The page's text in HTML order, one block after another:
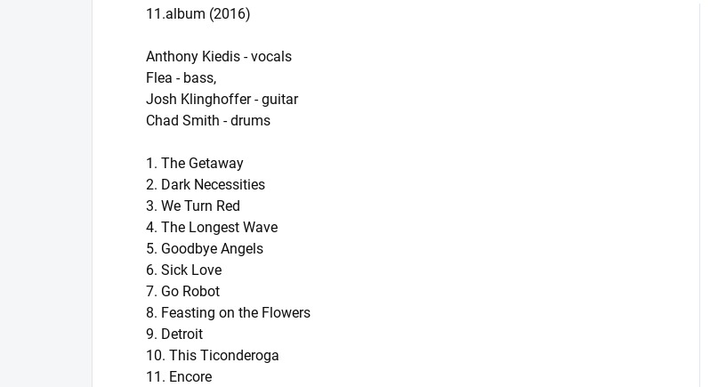
11.album (2016)
Anthony Kiedis - vocals
Flea - bass,
Josh Klinghoffer - guitar
Chad Smith - drums
1. The Getaway
2. Dark Necessities
3. We Turn Red
4. The Longest Wave
5. Goodbye Angels
6. Sick Love
7. Go Robot
8. Feasting on the Flowers
9. Detroit
10. This Ticonderoga
11. Encore